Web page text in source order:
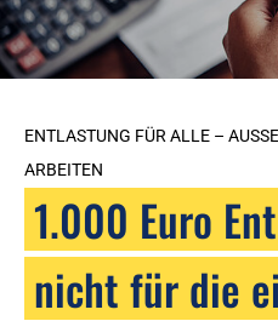
ENTLASTUNG FÜR ALLE –
RBEITEN
1.000 Euro
nicht für die